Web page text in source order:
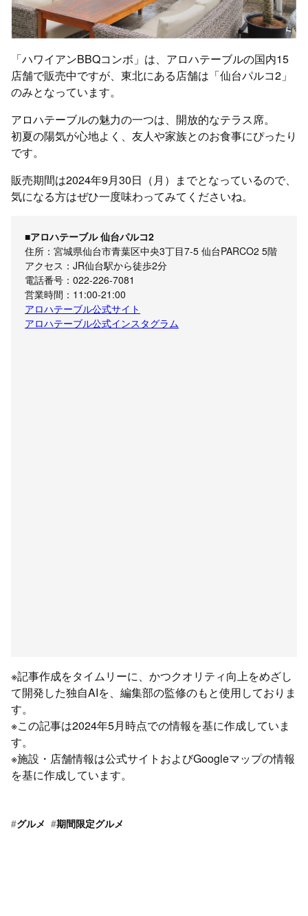
「ハワイアンBBQコンボ」は、アロハテーブルの国内15
店舗で販売中ですが、東北にある店舗は「仙台パルコ2」
のみとなっています。
アロハテーブルの魅力の一つは、開放的なテラス席。
初夏の陽気が心地よく、友人や家族とのお食事にぴったり
です。
販売期間は2024年9月30日（月）までとなっているので、
気になる方はぜひ一度味わってみてくださいね。
■アロハテーブル 仙台パルコ2
住所：宮城県仙台市青葉区中央3丁目7-5 仙台PARCO2 5階
アクセス：JR仙台駅から徒歩2分
電話番号：022-226-7081
営業時間：11:00-21:00
アロハテーブル公式サイト
アロハテーブル公式インスタグラム
※記事作成をタイムリーに、かつクオリティ向上をめざし
て開発した独自AIを、編集部の監修のもと使用しておりま
す。
※この記事は2024年5月時点での情報を基に作成していま
す。
※施設・店舗情報は公式サイトおよびGoogleマップの情報
を基に作成しています。
#グルメ #期間限定グルメ